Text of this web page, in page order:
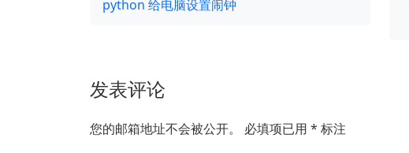
python 给电脑设置闹钟
发表评论
您的邮箱地址不会被公开。 必填项已用 * 标注